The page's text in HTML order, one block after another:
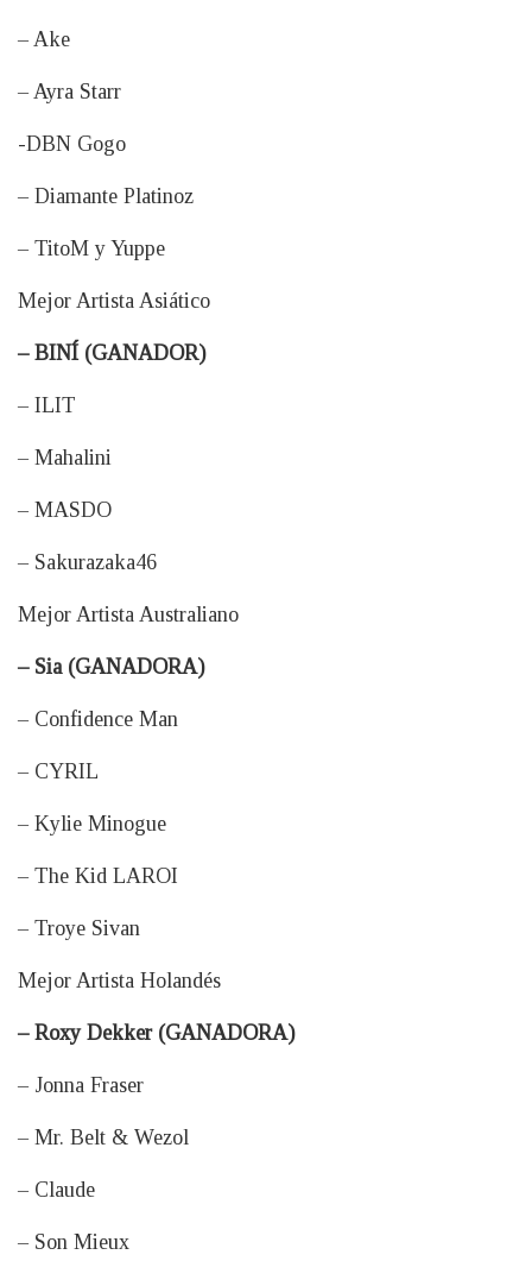
– Ake
– Ayra Starr
-DBN Gogo
– Diamante Platinoz
– TitoM y Yuppe
Mejor Artista Asiático
– BINÍ (GANADOR)
– ILIT
– Mahalini
– MASDO
– Sakurazaka46
Mejor Artista Australiano
– Sia (GANADORA)
– Confidence Man
– CYRIL
– Kylie Minogue
– The Kid LAROI
– Troye Sivan
Mejor Artista Holandés
– Roxy Dekker (GANADORA)
– Jonna Fraser
– Mr. Belt & Wezol
– Claude
– Son Mieux